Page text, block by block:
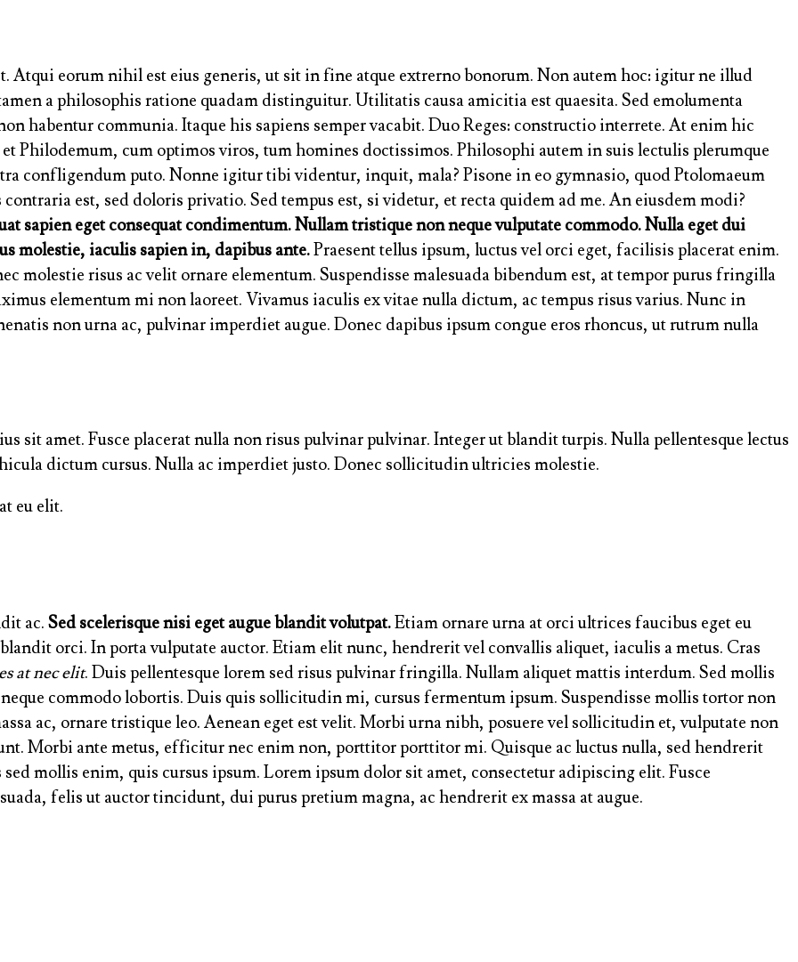
Atqui eorum nihil est eius generis, ut sit in fine atque extrerno bonorum. Non autem hoc: igitur ne illud
a philosophis ratione quadam distinguitur. Utilitatis causa amicitia est quaesita. Sed emolumenta
habentur communia. Itaque his sapiens semper vacabit. Duo Reges: constructio interrete. At enim hic
Philodemum, cum optimos viros, tum homines doctissimos. Philosophi autem in suis lectulis plerumque
confligendum puto. Nonne igitur tibi videntur, inquit, mala? Pisone in eo gymnasio, quod Ptolomaeum
est, sed doloris privatio. Sed tempus est, si videtur, et recta quidem ad me. An eiusdem modi?
sapien eget consequat condimentum. Nullam tristique non neque vulputate commodo. Nulla eget dui
molestie, iaculis sapien in, dapibus ante.Praesent tellus ipsum, luctus vel orci eget, facilisis placerat enim.
molestie risus ac velit ornare elementum. Suspendisse malesuada bibendum est, at tempor purus fringilla
elementum mi non laoreet. Vivamus iaculis ex vitae nulla dictum, ac tempus risus varius. Nunc in
non urna ac, pulvinar imperdiet augue. Donec dapibus ipsum congue eros rhoncus, ut rutrum nulla
sit amet. Fusce placerat nulla non risus pulvinar pulvinar. Integer ut blandit turpis. Nulla pellentesque lectus
dictum cursus. Nulla ac imperdiet justo. Donec sollicitudin ultricies molestie.
eu elit.
ac. Sed scelerisque nisi eget augue blandit volutpat.Etiam ornare urna at orci ultrices faucibus eget eu
orci. In porta vulputate auctor. Etiam elit nunc, hendrerit vel convallis aliquet, iaculis a metus. Cras
at nec elit. Duis pellentesque lorem sed risus pulvinar fringilla. Nullam aliquet mattis interdum. Sed mollis
commodo lobortis. Duis quis sollicitudin mi, cursus fermentum ipsum. Suspendisse mollis tortor non
ac, ornare tristique leo. Aenean eget est velit. Morbi urna nibh, posuere vel sollicitudin et, vulputate non
Morbi ante metus, efficitur nec enim non, porttitor porttitor mi. Quisque ac luctus nulla, sed hendrerit
mollis enim, quis cursus ipsum. Lorem ipsum dolor sit amet, consectetur adipiscing elit. Fusce
felis ut auctor tincidunt, dui purus pretium magna, ac hendrerit ex massa at augue.